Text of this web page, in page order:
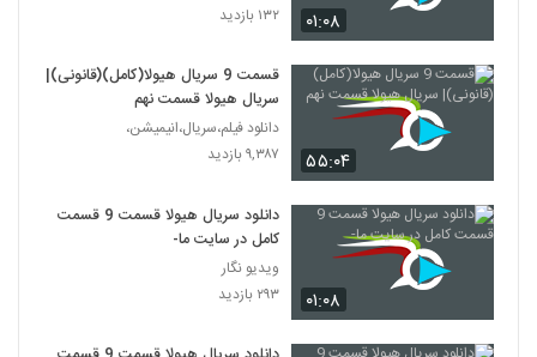
۰۱:۰۸
۱۳۲ بازدید
۵۵:۰۴
قسمت 9 سریال هیولا(کامل)(قانونی)|
سریال هیولا قسمت نهم
دانلود فیلم،سریال،انیمیشن،
۹,۳۸۷ بازدید
۰۱:۰۸
دانلود سریال هیولا قسمت 9 قسمت
کامل در سایت ما-
ویدیو نگار
۲۹۳ بازدید